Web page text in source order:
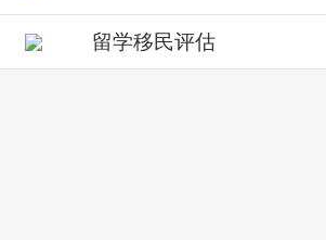
留学移民评估